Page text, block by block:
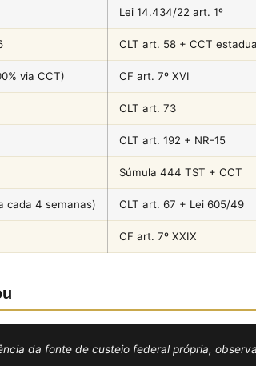
Lei 14.434/22 art. 1º
CLT art. 58 + CCT
via CCT) CF art. 7º XVI
CLT art. 73
CLT art. 192 + NR-15
Súmula 444 TST + CCT
cada 4 semanas) CLT art. 67 + Lei 605/49
CF art. 7º XXIX
da fonte de custeio federal própria,